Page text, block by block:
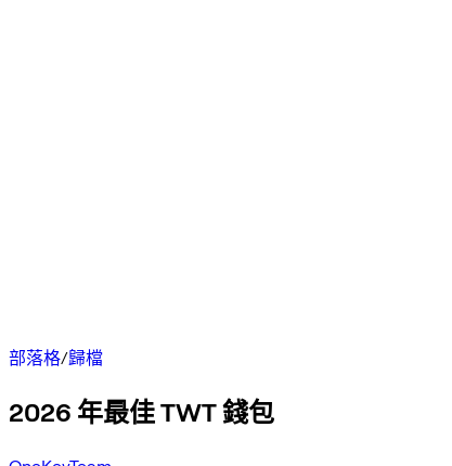
部落格/歸檔
2026 年最佳 TWT 錢包